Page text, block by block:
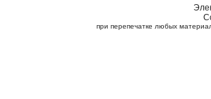
при перепечатке любых